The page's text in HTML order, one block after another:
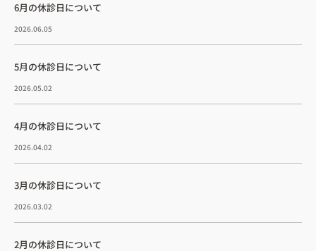
電話予約はこちら
6月の休診日について
2026.06.05
5月の休診日について
2026.05.02
4月の休診日について
2026.04.02
3月の休診日について
2026.03.02
2月の休診日について